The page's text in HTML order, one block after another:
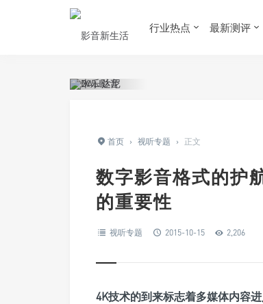
行业热点 最新测评
首页 › 视听专题 › 正文
数字影音格式的护
的重要性
视听专题 2015-10-15 2,206
4K技术的到来标志着多媒体内容